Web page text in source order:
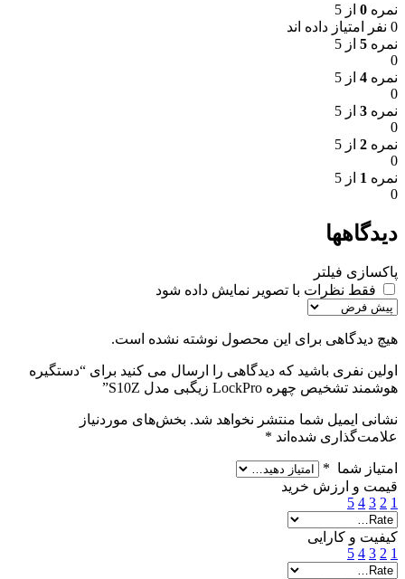
نمره 0 از 5
0 نفر امتیاز داده اند
نمره 5 از 5
0
نمره 4 از 5
0
نمره 3 از 5
0
نمره 2 از 5
0
نمره 1 از 5
0
دیدگاهها
پاکسازی فیلتر
فقط نظرات با تصویر نمایش داده شود
هیچ دیدگاهی برای این محصول نوشته نشده است.
اولین نفری باشید که دیدگاهی را ارسال می کنید برای “دستگیره
هوشمند تشخیص چهره LockPro زیگبی مدل S10Z”
نشانی ایمیل شما منتشر نخواهد شد. بخش‌های موردنیاز
علامت‌گذاری شده‌اند *
امتیاز شما *
قیمت و ارزش خرید
1
2
3
4
5
کیفیت و کارایی
1
2
3
4
5